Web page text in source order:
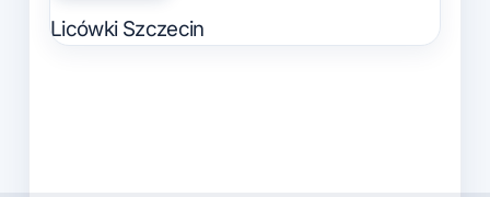
Licówki Szczecin